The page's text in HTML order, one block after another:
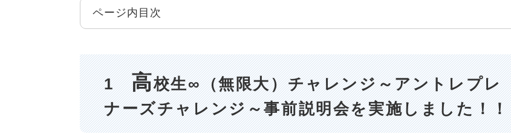
ページ内目次
1高校生∞（無限大）チャレンジ～アントレプレ
ナーズチャレンジ～事前説明会を実施しました！！